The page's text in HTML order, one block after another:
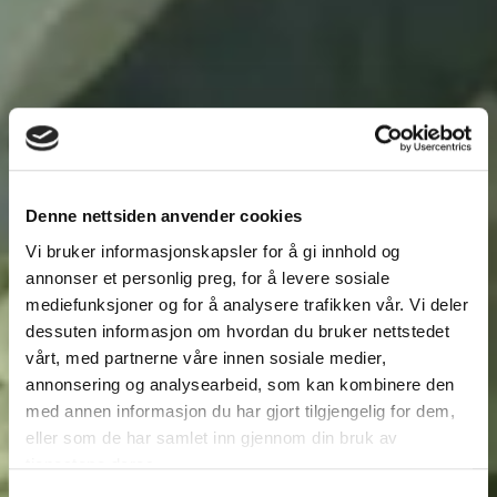
Denne nettsiden anvender cookies
Vi bruker informasjonskapsler for å gi innhold og
annonser et personlig preg, for å levere sosiale
mediefunksjoner og for å analysere trafikken vår. Vi deler
dessuten informasjon om hvordan du bruker nettstedet
vårt, med partnerne våre innen sosiale medier,
annonsering og analysearbeid, som kan kombinere den
med annen informasjon du har gjort tilgjengelig for dem,
eller som de har samlet inn gjennom din bruk av